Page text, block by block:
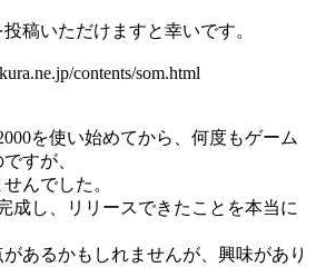
稿いただけますと幸いです。
contents/som.html
を使い始めてから、何度もゲーム
すが、
んでした。
成し、リリースできたことを本当に
あるかもしれませんが、興味があり